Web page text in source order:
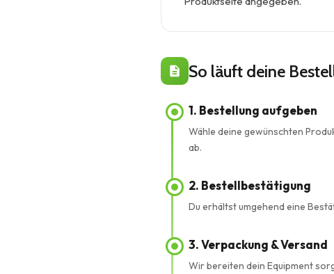
So läuft deine
1. Bestellung aufgeben
Wähle deine gewünschten
ab.
2. Bestellbestätigung
Du erhältst umgehend eine
3. Verpackung & Versand
Wir bereiten dein Equipment